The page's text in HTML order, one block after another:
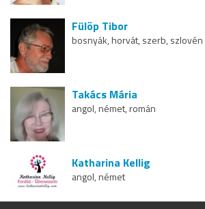
Fülöp Tibor
bosnyák, horvát, szerb, szlovén
Takács Mária
angol, német, román
Katharina Kellig
angol, német